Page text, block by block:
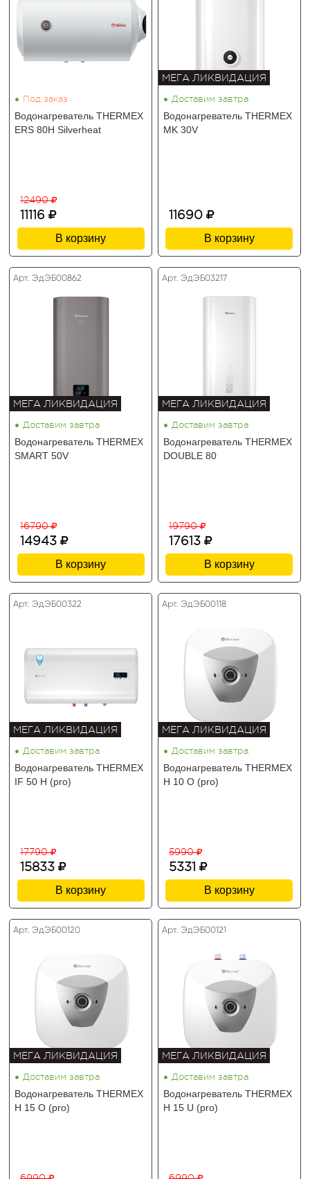
• Под заказ
Водонагреватель THERMEX
ERS 80H Silverheat
12490
11116
В корзину
МЕГА ЛИКВИДАЦИЯ
• Доставим завтра
Водонагреватель THERMEX
MK 30V
11690
В корзину
Арт. ЭдЭБ00862
МЕГА ЛИКВИДАЦИЯ
• Доставим завтра
Водонагреватель THERMEX
SMART 50V
16790
14943
В корзину
Арт. ЭдЭБ03217
МЕГА ЛИКВИДАЦИЯ
• Доставим завтра
Водонагреватель THERMEX
DOUBLE 80
19790
17613
В корзину
Арт. ЭдЭБ00322
МЕГА ЛИКВИДАЦИЯ
• Доставим завтра
Водонагреватель THERMEX
IF 50 H (pro)
17790
15833
В корзину
Арт. ЭдЭБ00118
МЕГА ЛИКВИДАЦИЯ
• Доставим завтра
Водонагреватель THERMEX
H 10 O (pro)
5990
5331
В корзину
Арт. ЭдЭБ00120
МЕГА ЛИКВИДАЦИЯ
• Доставим завтра
Водонагреватель THERMEX
H 15 O (pro)
Арт. ЭдЭБ00121
МЕГА ЛИКВИДАЦИЯ
• Доставим завтра
Водонагреватель THERMEX
H 15 U (pro)